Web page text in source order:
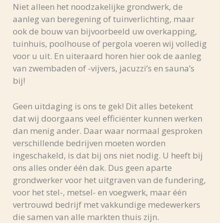
Niet alleen het noodzakelijke grondwerk, de
aanleg van beregening of tuinverlichting, maar
ook de bouw van bijvoorbeeld uw overkapping,
tuinhuis, poolhouse of pergola voeren wij volledig
voor u uit. En uiteraard horen hier ook de aanleg
van zwembaden of -vijvers, jacuzzi’s en sauna’s
bij!
Geen uitdaging is ons te gek! Dit alles betekent
dat wij doorgaans veel efficiënter kunnen werken
dan menig ander. Daar waar normaal gesproken
verschillende bedrijven moeten worden
ingeschakeld, is dat bij ons niet nodig. U heeft bij
ons alles onder één dak. Dus geen aparte
grondwerker voor het uitgraven van de fundering,
voor het stel-, metsel- en voegwerk, maar één
vertrouwd bedrijf met vakkundige medewerkers
die samen van alle markten thuis zijn.